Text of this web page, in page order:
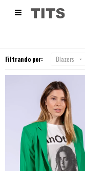

Filtrando por: Blazers